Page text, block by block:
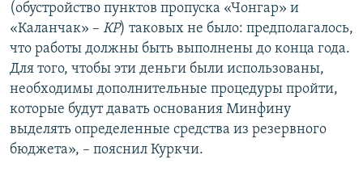
(обустройство пунктов пропуска «Чонгар» и
«Каланчак» – КР) таковых не было: предполагалось,
что работы должны быть выполнены до конца года.
Для того, чтобы эти деньги были использованы,
необходимы дополнительные процедуры пройти,
которые будут давать основания Минфину
выделять определенные средства из резервного
бюджета», – пояснил Куркчи.